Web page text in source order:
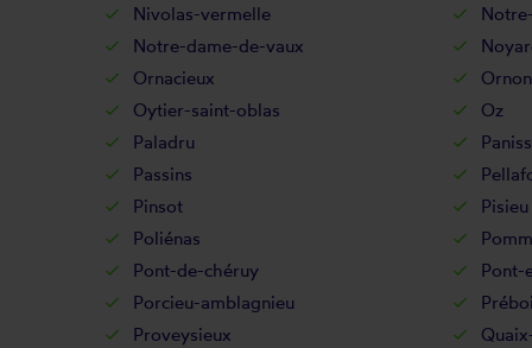
Nivolas-vermelle
Notre-dame-de-vaux
Ornacieux
Ornon
Oytier-saint-oblas
Oz
Paladru
Passins
Pinsot
Pisieu
Poliénas
Pont-de-chéruy
Pont-
Porcieu-amblagnieu
Proveysieux